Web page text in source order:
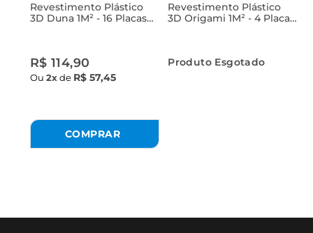
Revestimento Plástico
3D Duna 1M² - 16 Placas
R$ 114,90
Ou 2xde R$ 57,45
Revestimento Plástico
3D Origami 1M² - 4 Placas
Produto Esgotado